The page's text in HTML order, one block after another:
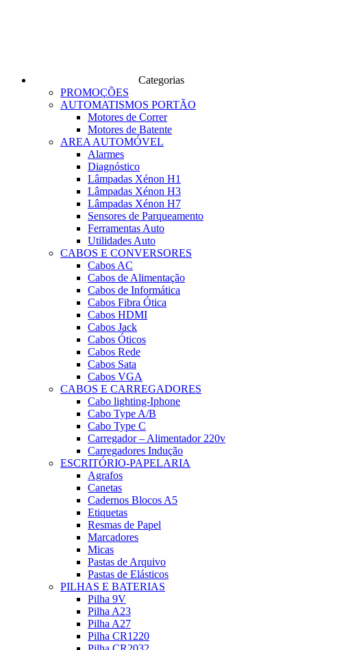
Categorias
PROMOÇÕES
AUTOMATISMOS PORTÃO
Motores de Correr
Motores de Batente
AREA AUTOMÓVEL
Alarmes
Diagnóstico
Lâmpadas Xénon H1
Lâmpadas Xénon H3
Lâmpadas Xénon H7
Sensores de Parqueamento
Ferramentas Auto
Utilidades Auto
CABOS E CONVERSORES
Cabos AC
Cabos de Alimentação
Cabos de Informática
Cabos Fibra Ótica
Cabos HDMI
Cabos Jack
Cabos Óticos
Cabos Rede
Cabos Sata
Cabos VGA
CABOS E CARREGADORES
Cabo lighting-Iphone
Cabo Type A/B
Cabo Type C
Carregador – Alimentador 220v
Carregadores Indução
ESCRITÓRIO-PAPELARIA
Agrafos
Canetas
Cadernos Blocos A5
Etiquetas
Resmas de Papel
Marcadores
Micas
Pastas de Arquivo
Pastas de Elásticos
PILHAS E BATERIAS
Pilha 9V
Pilha A23
Pilha A27
Pilha CR1220